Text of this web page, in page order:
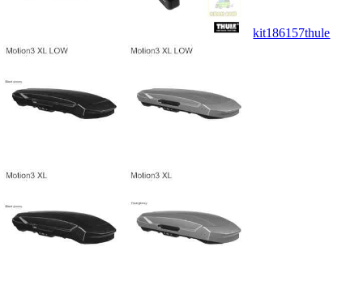
kit186157thule